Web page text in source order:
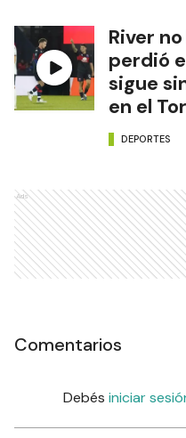
River
perdió
sigue
en el
DEPORTES
Ads
Comentarios
Debés iniciar